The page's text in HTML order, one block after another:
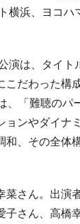
横浜、ヨコハ
演は、タイト
こだわった構
、「難聴のパ
ョンやダイナ
和、その全体
さん。出演
子さん、高橋